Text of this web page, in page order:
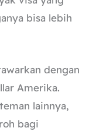
bisa lebih
dengan
Amerika.
lainnya,
bagi